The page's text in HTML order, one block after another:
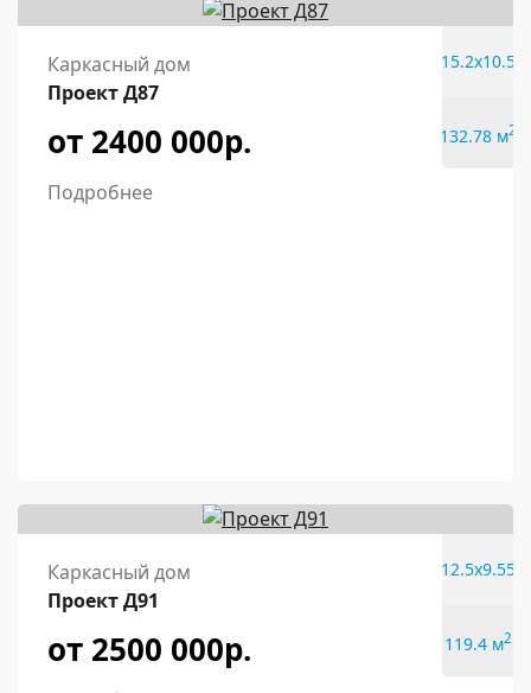
Каркасный дом
Проект Д87
от 2400 000р.
Подробнее
15.2x10.5
132.78 м2
Каркасный дом
Проект Д91
от 2500 000р.
12.5x9.55
119.4 м2